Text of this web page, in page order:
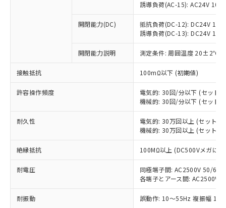
誘導負荷(AC-15): AC24V
開閉能力(DC)
抵抗負荷(DC-12): DC24V
誘導負荷(DC-13): DC24V
開閉能力説明 測定条件: 周囲温度 20±2℃
接触抵抗 100mΩ以下 (初期値)
許容操作頻度
電気的: 30回/分以下 (セット
機械的: 30回/分以下 (セット
耐久性
電気的: 30万回以上 (セット、
機械的: 30万回以上 (セット、
絶縁抵抗 100MΩ以上 (DC500Vメガに
耐電圧
同極端子間: AC2500V 50/
各端子とアース間: AC2500V
耐振動 誤動作: 10～55Hz 複振幅
以下の条件をお読みいただき、同意のうえ
対応済み：EU RoHS指令（10物質）の
す。
対応予定：EU RoHS指令（10物質）の非含
有に対応した製品に切り替える予定のある
対応予定なし：EU RoHS指令（10物質）の